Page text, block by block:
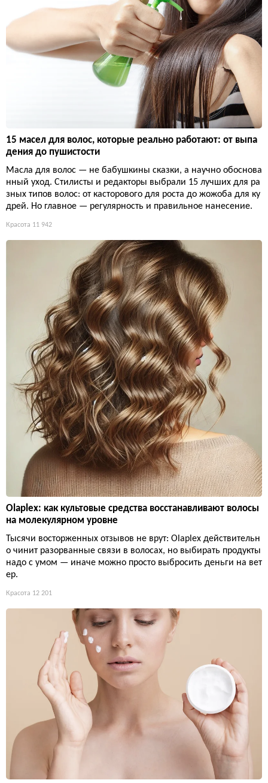
15 масел для волос, которые реально работают: от выпа
дения до пушистости
Масла для волос — не бабушкины сказки, а научно обоснова
нный уход. Стилисты и редакторы выбрали 15 лучших для ра
зных типов волос: от касторового для роста до жожоба для ку
дрей. Но главное — регулярность и правильное нанесение.
Красота 11 942
Olaplex: как культовые средства восстанавливают волосы
на молекулярном уровне
Тысячи восторженных отзывов не врут: Olaplex действительн
о чинит разорванные связи в волосах, но выбирать продукты
надо с умом — иначе можно просто выбросить деньги на вет
ер.
Красота 12 201